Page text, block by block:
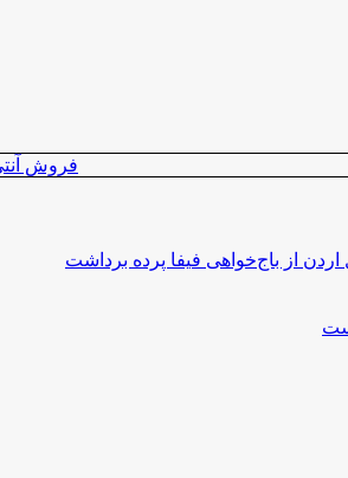
فروش
اردن از باج‌خواهی فیفا پرده برداشت